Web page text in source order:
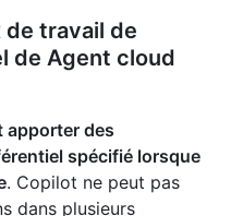
travail de
de Agent cloud
apporter des
spécifié lorsque
. Copilot ne peut pas
dans plusieurs